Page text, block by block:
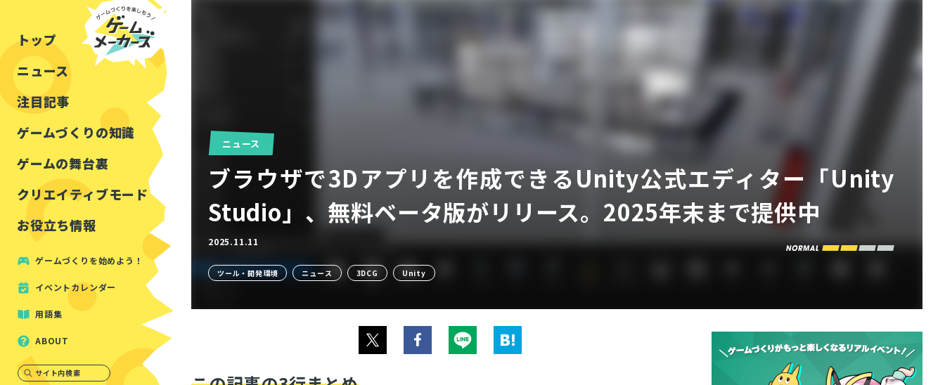
トップ
ニュース
注目記事
ゲームづくりの知識
ゲームの舞台裏
クリエイティブモード
お役立ち情報
ツール紹介
周辺機器・ハードウェア
ゲームづくりを始めよう！
イベントカレンダー
用語集
ABOUT
サイト内検索
ニュース
ブラウザで3Dアプリを作成できるUnity公式エディター「Unity
Studio」、無料ベータ版がリリース。2025年末まで提供中
2025.11.11
ツール・開発環境 ニュース 3DCG Unity